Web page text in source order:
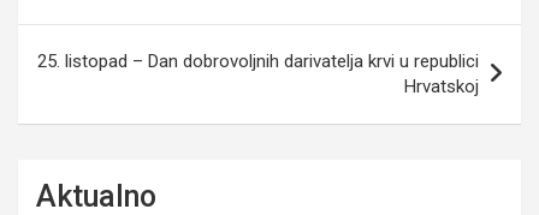
25. listopad – Dan dobrovoljnih darivatelja krvi u republici
Hrvatskoj
Aktualno